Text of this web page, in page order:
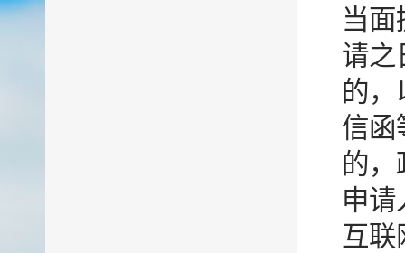
当
请之
的，
信函
的，
申
互联